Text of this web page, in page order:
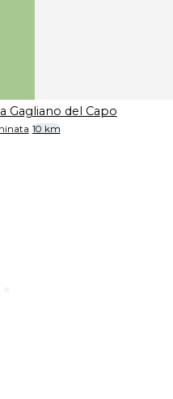
Gagliano del Capo
10 km